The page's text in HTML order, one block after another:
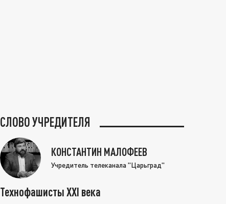
СЛОВО УЧРЕДИТЕЛЯ
КОНСТАНТИН МАЛОФЕЕВ
Учредитель телеканала "Царьград"
Технофашисты XXI века